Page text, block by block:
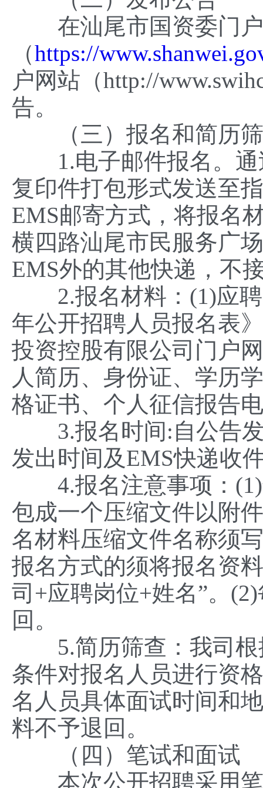
在汕尾市国资委门
（https://
户网站（http://
告。
（三）报名和简历
1.电子邮件报名。通
复印件打包形式发送至
EMS邮寄方式，将报名
横四路汕尾市民服务广
EMS外的其他快递，不
2.报名材料：(1)应聘
年公开招聘人员报名表
投资控股有限公司门户
人简历、身份证、学历
格证书、个人征信报告
3.报名时间:自公告发
发出时间及EMS快递收
4.报名注意事项：(1)
包成一个压缩文件以附
名材料压缩文件名称须
报名方式的须将报名资
司+应聘岗位+姓名”。
回。
5.简历筛查：我司根
条件对报名人员进行资
名人员具体面试时间和
料不予退回。
（四）笔试和面试
本次公开招聘采用笔